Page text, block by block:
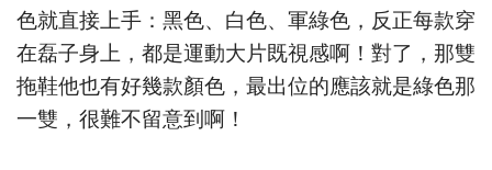
色就直接上手：黑色、白色、軍綠色，反正每款穿
在磊子身上，都是運動大片既視感啊！對了，那雙
拖鞋他也有好幾款顏色，最出位的應該就是綠色那
一雙，很難不留意到啊！